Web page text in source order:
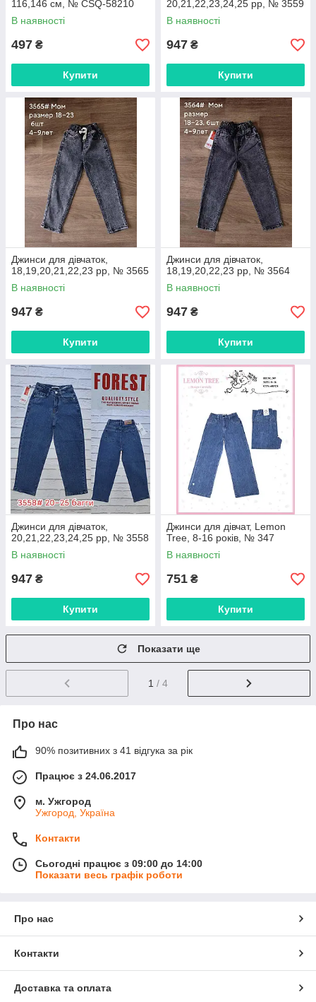
116,146 см, № CSQ-58210
В наявності
497 ₴
Купити
20,21,22,23,24,25 рр, № 3559
В наявності
947 ₴
Купити
Джинси для дівчаток,
18,19,20,21,22,23 рр, № 3565
В наявності
947 ₴
Купити
Джинси для дівчаток,
18,19,20,22,23 рр, № 3564
В наявності
947 ₴
Купити
Джинси для дівчаток,
20,21,22,23,24,25 рр, № 3558
В наявності
947 ₴
Купити
Джинси для дівчат, Lemon
Tree, 8-16 років, № 347
В наявності
751 ₴
Купити
Показати ще
1 / 4
Про нас
90% позитивних з 41 відгука за рік
Працює з 24.06.2017
м. Ужгород
Ужгород, Україна
Контакти
Сьогодні працює з 09:00 до 14:00
Показати весь графік роботи
Про нас
Контакти
Доставка та оплата